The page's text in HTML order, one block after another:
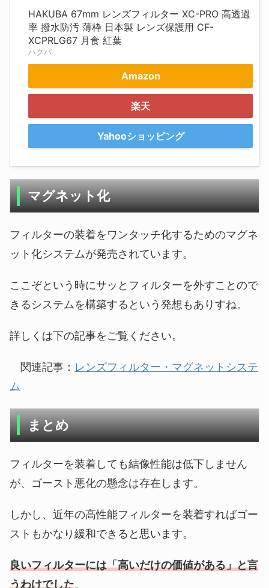
HAKUBA 67mm レンズフィルター XC-PRO 高透過
率 撥水防汚 薄枠 日本製 レンズ保護用 CF-
XCPRLG67 月食 紅葉
ハクバ
Amazon
楽天
Yahooショッピング
マグネット化
フィルターの装着をワンタッチ化するためのマグネ
ット化システムが発売されています。
ここぞという時にサッとフィルターを外すことので
きるシステムを構築するという発想もありすね。
詳しくは下の記事をご覧ください。
関連記事： レンズフィルター・マグネットシステ
ム
まとめ
フィルターを装着しても結像性能は低下しません
が、ゴースト悪化の懸念は存在します。
しかし、近年の高性能フィルターを装着すればゴー
ストもかなり緩和できると思います。
良いフィルターには「高いだけの価値がある」と言
うわけでした。